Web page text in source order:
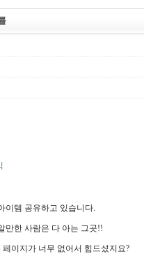
이템 공유하고 있습니다.
만한 사람은 다 아는 그곳!!
페이지가 너무 없어서 힘드셨지요?